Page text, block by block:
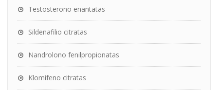
Testosterono enantatas
Sildenafilio citratas
Nandrolono fenilpropionatas
Klomifeno citratas